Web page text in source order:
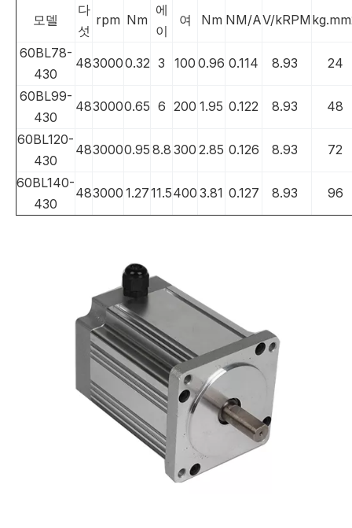
모델
다
섯
rpm Nm
에
이
여 Nm NM/AV/kRPM
60BL78-
430
4830000.32 3 100 0.96 0.114 8.93 24
60BL99-
430
4830000.65 6 200 1.95 0.122 8.93 48
60BL120-
430
4830000.95 8.8 300 2.85 0.126 8.93 72
60BL140-
430
483000 1.2711.5400 3.81 0.127 8.93 96